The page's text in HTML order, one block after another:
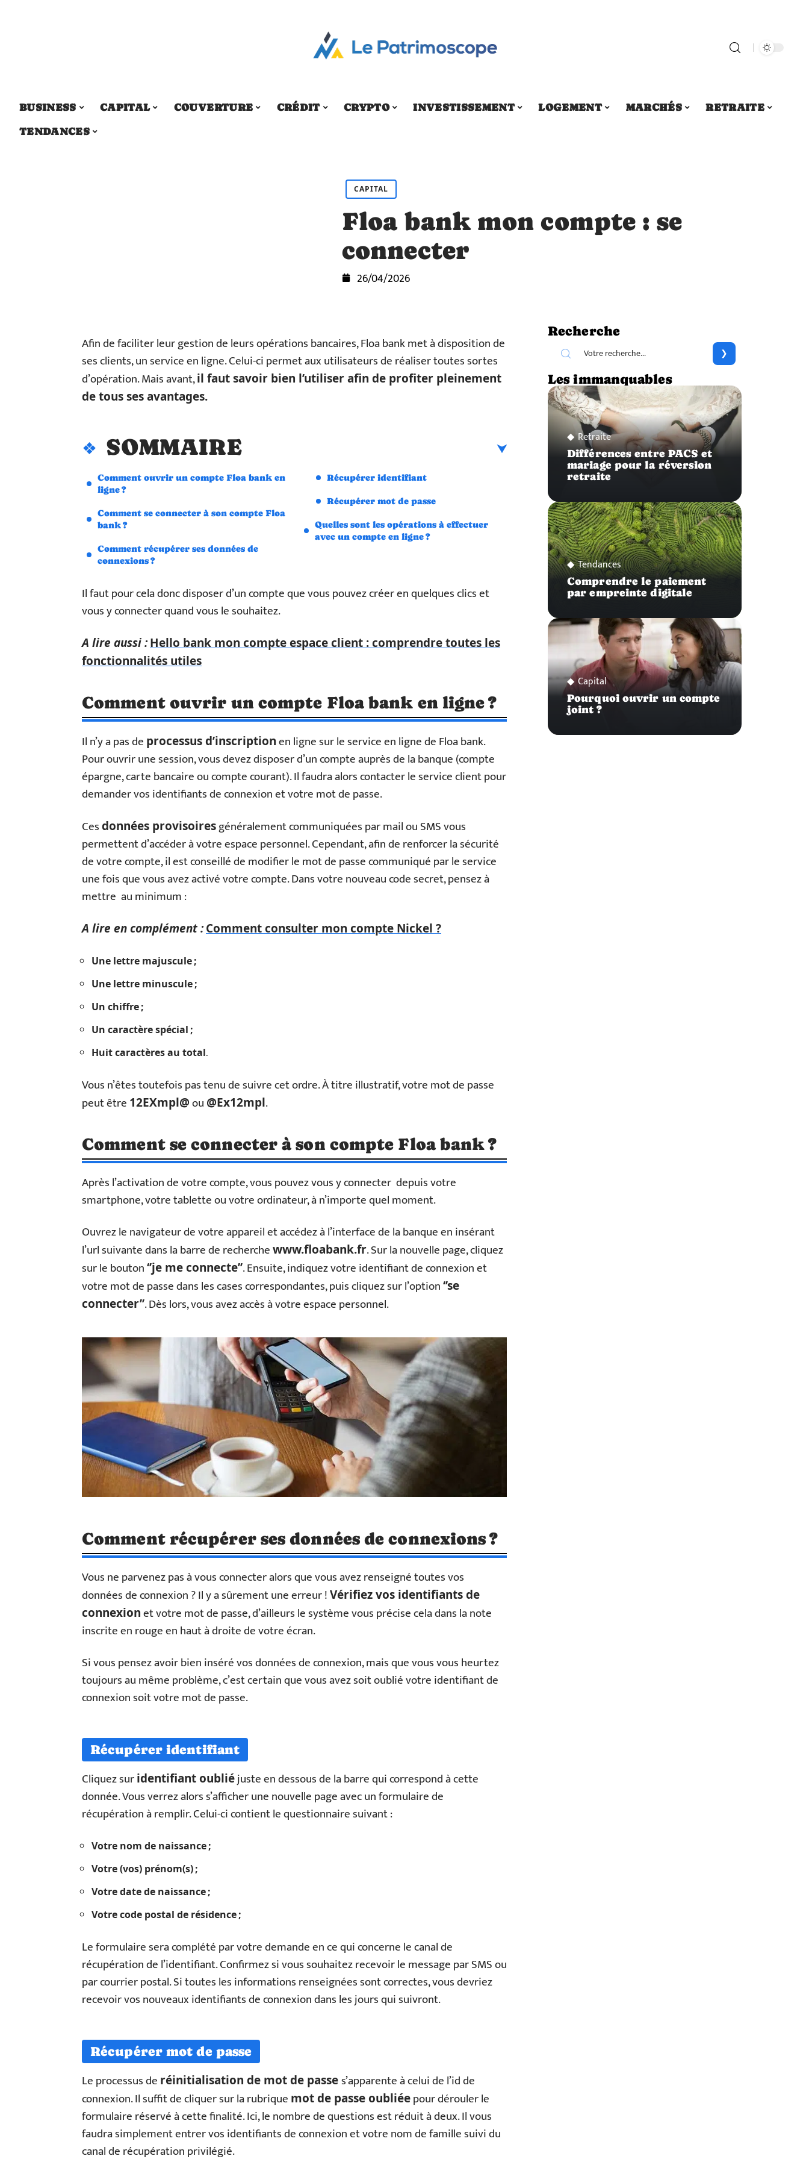
BUSINESS CAPITAL COUVERTURE CRÉDIT CRYPTO INVESTISSEMENT LOGEMENT MARCHÉS
RETRAITE
TENDANCES
CAPITAL
Floa bank mon compte : se
connecter
26/04/2026
Afin de faciliter leur gestion de leurs opérations bancaires, Floa bank met à disposition de
ses clients, un service en ligne. Celui-ci permet aux utilisateurs de réaliser toutes sortes
d’opération. Mais avant,il faut savoir bien l’utiliser afin de profiter pleinement
de tous ses avantages.
SOMMAIRE
Comment ouvrir un compte Floa bank en
ligne ?
Comment se connecter à son compte Floa
bank ?
Comment récupérer ses données de
connexions ?
Récupérer identifiant
Récupérer mot de passe
Quelles sont les opérations à effectuer
avec un compte en ligne ?
Il faut pour cela donc disposer d’un compte que vous pouvez créer en quelques clics et
vous y connecter quand vous le souhaitez.
A lire aussi :Hello bank mon compte espace client : comprendre toutes les
fonctionnalités utiles
Comment ouvrir un compte Floa bank en ligne ?
Il n’y a pas de processus d’inscriptionen ligne sur le service en ligne de Floa bank.
Pour ouvrir une session, vous devez disposer d’un compte auprès de la banque (compte
épargne, carte bancaire ou compte courant). Il faudra alors contacter le service client pour
demander vos identifiants de connexion et votre mot de passe.
Cesdonnées provisoiresgénéralement communiquées par mail ou SMS vous
permettent d’accéder à votre espace personnel. Cependant, afin de renforcer la sécurité
de votre compte, il est conseillé de modifier le mot de passe communiqué par le service
une fois que vous avez activé votre compte. Dans votre nouveau code secret, pensez à
mettre au minimum :
A lire en complément :Comment consulter mon compte Nickel ?
Une lettre majuscule ;
Une lettre minuscule ;
Un chiffre ;
Un caractère spécial ;
Huit caractères au total.
Vous n’êtes toutefois pas tenu de suivre cet ordre. À titre illustratif, votre mot de passe
peut être 12EXmpl@ou @Ex12mpl.
Comment se connecter à son compte Floa bank ?
Après l’activation de votre compte, vous pouvez vous y connecter depuis votre
smartphone, votre tablette ou votre ordinateur, à n’importe quel moment.
Ouvrez le navigateur de votre appareil et accédez à l’interface de la banque en insérant
l’url suivante dans la barre de recherchewww.floabank.fr. Sur la nouvelle page, cliquez
sur le bouton‘’je me connecte’’. Ensuite, indiquez votre identifiant de connexion et
votre mot de passe dans les cases correspondantes, puis cliquez sur l’option‘’se
connecter’’. Dès lors, vous avez accès à votre espace personnel.
Comment récupérer ses données de connexions ?
Vous ne parvenez pas à vous connecter alors que vous avez renseigné toutes vos
données de connexion ? Il y a sûrement une erreur !Vérifiez vos identifiants de
connexionet votre mot de passe, d’ailleurs le système vous précise cela dans la note
inscrite en rouge en haut à droite de votre écran.
Si vous pensez avoir bien inséré vos données de connexion, mais que vous vous heurtez
toujours au même problème, c’est certain que vous avez soit oublié votre identifiant de
connexion soit votre mot de passe.
Récupérer identifiant
Cliquez suridentifiant oubliéjuste en dessous de la barre qui correspond à cette
donnée. Vous verrez alors s’afficher une nouvelle page avec un formulaire de
récupération à remplir. Celui-ci contient le questionnaire suivant :
Votre nom de naissance ;
Votre (vos) prénom(s) ;
Votre date de naissance ;
Votre code postal de résidence ;
Le formulaire sera complété par votre demande en ce qui concerne le canal de
récupération de l’identifiant. Confirmez si vous souhaitez recevoir le message par SMS ou
par courrier postal. Si toutes les informations renseignées sont correctes, vous devriez
recevoir vos nouveaux identifiants de connexion dans les jours qui suivront.
Récupérer mot de passe
Le processus de réinitialisation de mot de passes’apparente à celui de l’id de
connexion. Il suffit de cliquer sur la rubrique mot de passe oubliéepour dérouler le
formulaire réservé à cette finalité. Ici, le nombre de questions est réduit à deux. Il vous
faudra simplement entrer vos identifiants de connexion et votre nom de famille suivi du
canal de récupération privilégié.
Recherche
Les immanquables
Retraite
Différences entre PACS et
mariage pour la réversion
retraite
Tendances
Comprendre le paiement
par empreinte digitale
Capital
Pourquoi ouvrir un compte
joint ?